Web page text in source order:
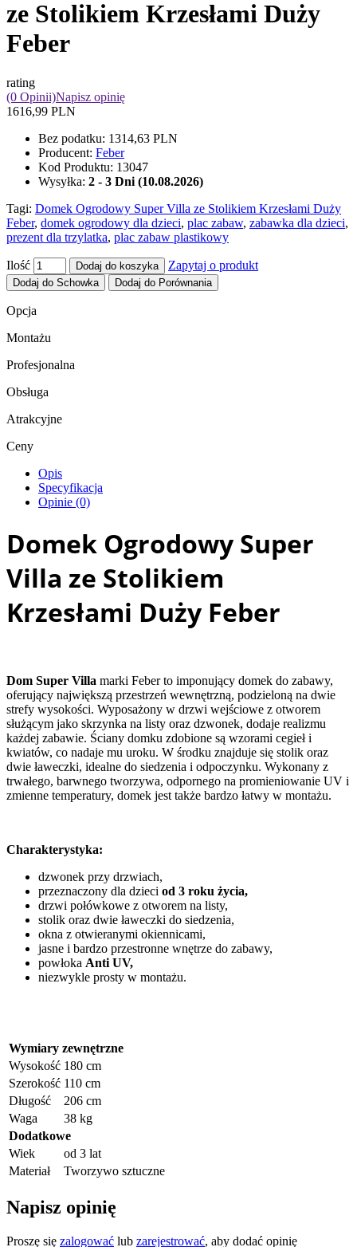
ze Stolikiem Krzesłami Duży
Feber
rating
(0 Opinii)Napisz opinię
1616,99 PLN
Bez podatku: 1314,63 PLN
Producent: Feber
Kod Produktu: 13047
Wysyłka: 2 - 3 Dni (10.08.2026)
Tagi: Domek Ogrodowy Super Villa ze Stolikiem Krzesłami Duży
Feber, domek ogrodowy dla dzieci, plac zabaw, zabawka dla dzieci,
prezent dla trzylatka, plac zabaw plastikowy
Ilość Dodaj do koszyka Zapytaj o produkt
Dodaj do Schowka Dodaj do Porównania
Opcja
Montażu
Profesjonalna
Obsługa
Atrakcyjne
Ceny
Opis
Specyfikacja
Opinie (0)
Domek Ogrodowy Super
Villa ze Stolikiem
Krzesłami Duży Feber
Dom Super Villa marki Feber to imponujący domek do zabawy,
oferujący największą przestrzeń wewnętrzną, podzieloną na dwie
strefy wysokości. Wyposażony w drzwi wejściowe z otworem
służącym jako skrzynka na listy oraz dzwonek, dodaje realizmu
każdej zabawie. Ściany domku zdobione są wzorami cegieł i
kwiatów, co nadaje mu uroku. W środku znajduje się stolik oraz
dwie ławeczki, idealne do siedzenia i odpoczynku. Wykonany z
trwałego, barwnego tworzywa, odpornego na promieniowanie UV i
zmienne temperatury, domek jest także bardzo łatwy w montażu.
Charakterystyka:
dzwonek przy drzwiach,
przeznaczony dla dzieci od 3 roku życia,
drzwi połówkowe z otworem na listy,
stolik oraz dwie ławeczki do siedzenia,
okna z otwieranymi okiennicami,
jasne i bardzo przestronne wnętrze do zabawy,
powłoka Anti UV,
niezwykle prosty w montażu.
Wymiary zewnętrzne
Wysokość 180 cm
Szerokość 110 cm
Długość
206 cm
Waga
38 kg
Dodatkowe
Wiek
od 3 lat
Materiał
Tworzywo sztuczne
Napisz opinię
Proszę się zalogować lub zarejestrować, aby dodać opinię